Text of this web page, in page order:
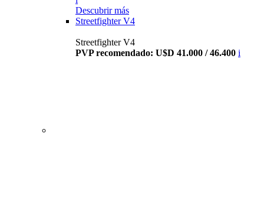
Descubrir más
Streetfighter V4
Streetfighter V4
PVP recomendado: U$D 41.000 / 46.400 i